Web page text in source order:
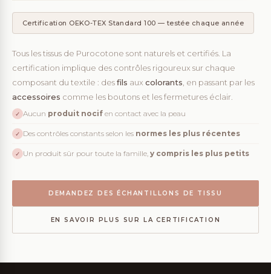
Certification OEKO-TEX Standard 100 — testée chaque année
Tous les tissus de Purocotone sont naturels et certifiés. La
certification implique des contrôles rigoureux sur chaque
composant du textile : desfils aux colorants, en passant par les
accessoires comme les boutons et les fermetures éclair.
✓ Aucun produit nocif en contact avec la peau
✓ Des contrôles constants selon les normes les plus récentes
✓ Un produit sûr pour toute la famille, y compris les plus petits
DEMANDEZ DES ÉCHANTILLONS DE TISSU
EN SAVOIR PLUS SUR LA CERTIFICATION